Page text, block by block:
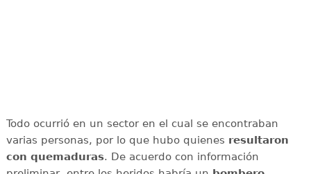
Todo ocurrió en un sector en el cual se encontraban
varias personas, por lo que hubo quienes resultaron
con quemaduras. De acuerdo con información